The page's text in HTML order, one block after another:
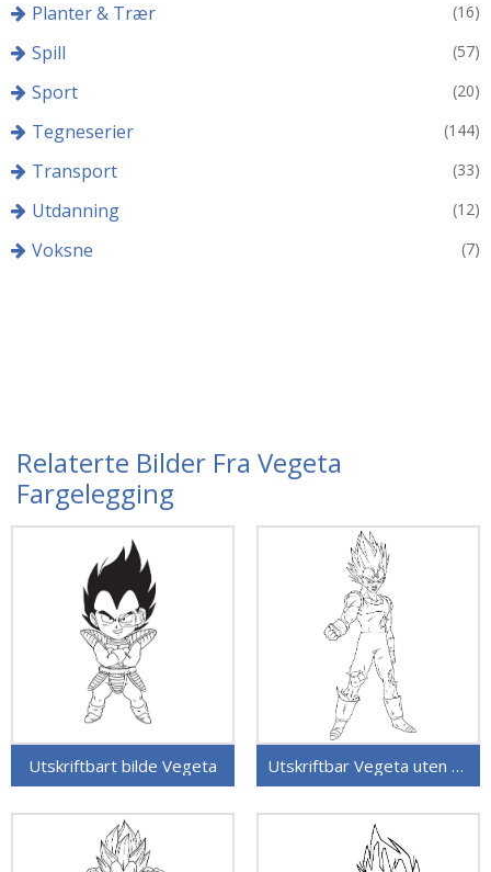
Planter & Trær (16)
Spill (57)
Sport (20)
Tegneserier (144)
Transport (33)
Utdanning (12)
Voksne (7)
Relaterte Bilder Fra Vegeta
Fargelegging
Utskriftbart bilde Vegeta Utskriftbar Vegeta uten kostnad